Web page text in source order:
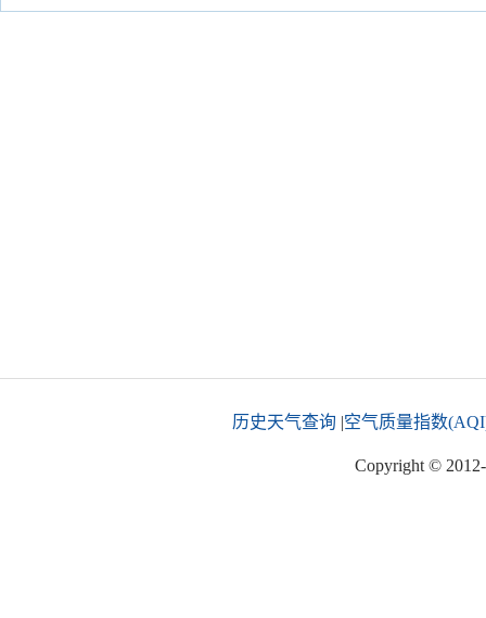
历史天气查询 |空气质量指数
Copyright ©